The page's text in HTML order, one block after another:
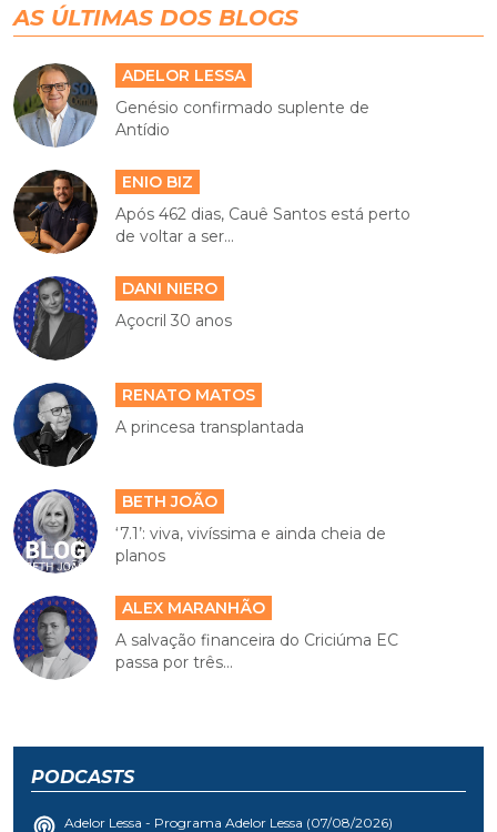
AS ÚLTIMAS DOS BLOGS
ADELOR LESSA
Genésio confirmado suplente de
Antídio
ENIO BIZ
Após 462 dias, Cauê Santos está perto
de voltar a ser...
DANI NIERO
Açocril 30 anos
RENATO MATOS
A princesa transplantada
BETH JOÃO
‘7.1’: viva, vivíssima e ainda cheia de
planos
ALEX MARANHÃO
A salvação financeira do Criciúma EC
passa por três...
PODCASTS
Adelor Lessa - Programa Adelor Lessa (07/08/2026)